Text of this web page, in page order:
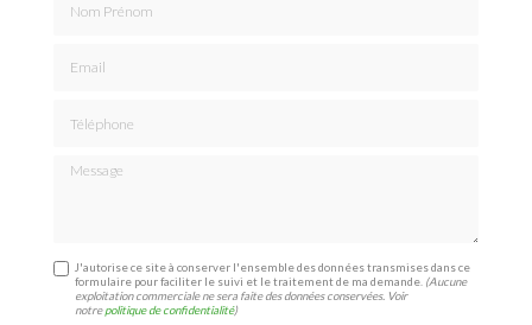
Message
J'autorise ce site à conserver l'ensemble des données transmises dans ce
formulaire pour faciliter le suivi et le traitement de ma demande. (Aucune
exploitation commerciale ne sera faite des données conservées. Voir
notrepolitique de confidentialité)